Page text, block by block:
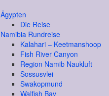
Ägypten
Die Reise
Namibia Rundreise
Kalahari – Keetmanshoop
Fish River Canyon
Region Namib Naukluft
Sossusvlei
Swakopmund
Walfish Bay